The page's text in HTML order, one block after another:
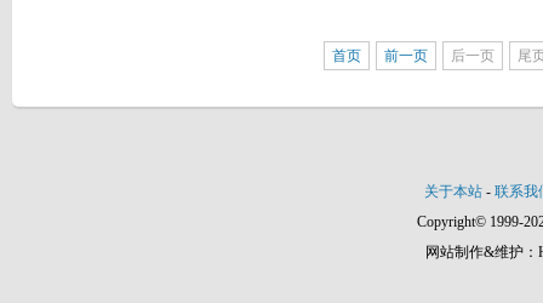
首页 前一页 后一页 尾
关于本站 - 联系我
Copyright© 1999-
网站制作&维护